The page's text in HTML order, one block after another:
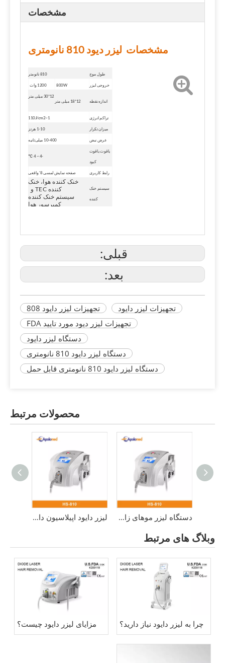
مشخصات
مشخصات لیزر دیود 810 نانومتری
طول موج 810 نانومتر
خروجی لیزر 800W 1200 وات
اندازه نقطه 12*18 میلی متر
12*30 میلی متر
تراکم انرژی 1~110J/cm2
میزان تکرار 1-10 هرتز
عرض نبض 10-400 میلی‌ثانیه
یاقوت یاقوت
کبود
-4 ~ 4 ℃
رابط کاربری صفحه نمایش لمسی 8' واقعی
سیستم خنک
کننده
خنک کننده هوا، خنک
کننده TEC و
سیستم خنک کننده
کمپرسور هوا
وزن 35 کیلوگرم
قبلی:
بعد:
تجهیزات لیزر دایود 808
تجهیزات لیزر دایود
تجهیزات لیزر دیود مورد تایید FDA
دستگاه لیزر دایود
دستگاه لیزر دایود 810 نانومتری
دستگاه لیزر دایود 810 نانومتری قابل حمل
محصولات مرتبط
لیزر دایود اپیلاسیون دائمی قابل حمل 810 نانومتری دستگاه لیزر موهای زائد دایود 810 نانومتری دارای تاییدیه پزشکی CE
وبلاگ های مرتبط
چرا به لیزر دایود نیاز دارید؟ مزایای لیزر دایود چیست؟